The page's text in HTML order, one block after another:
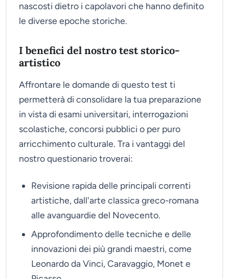
nascosti dietro i capolavori che hanno definito
le diverse epoche storiche.
I benefici del nostro test storico-
artistico
Affrontare le domande di questo test ti
permetterà di consolidare la tua preparazione
in vista di esami universitari, interrogazioni
scolastiche, concorsi pubblici o per puro
arricchimento culturale. Tra i vantaggi del
nostro questionario troverai:
Revisione rapida delle principali correnti
artistiche, dall'arte classica greco-romana
alle avanguardie del Novecento.
Approfondimento delle tecniche e delle
innovazioni dei più grandi maestri, come
Leonardo da Vinci, Caravaggio, Monet e